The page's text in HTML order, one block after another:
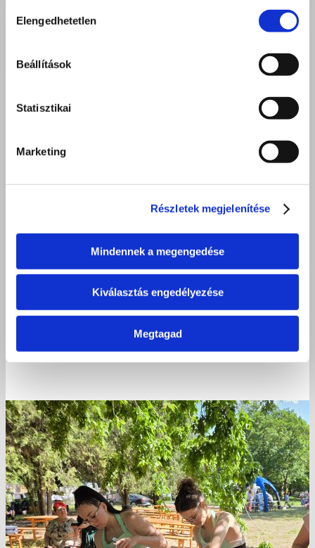
kiválasztása
Elengedhetetlen
Beállítások
Statisztikai
Marketing
Részletek megjelenítése
Mindennek a megengedése
Kiválasztás engedélyezése
Megtagad
Debreceni gyereknap: diákjaink aktívan segítették a gyermeknapi